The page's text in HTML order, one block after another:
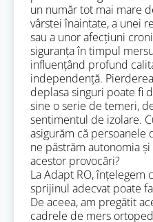
un număr tot mai mare
vârstei înaintate, a unei
sau a unor afecțiuni
siguranța în timpul
influențând profund
independență.
deplasa singuri poate fi
sine o serie de temeri,
sentimentul de izolare.
asigurăm că persoanele
ne păstrăm autonomia
acestor provocări?
La Adapt RO, înțelegem
sprijinul adecvat poate
De aceea, am pregătit
cadrele de mers